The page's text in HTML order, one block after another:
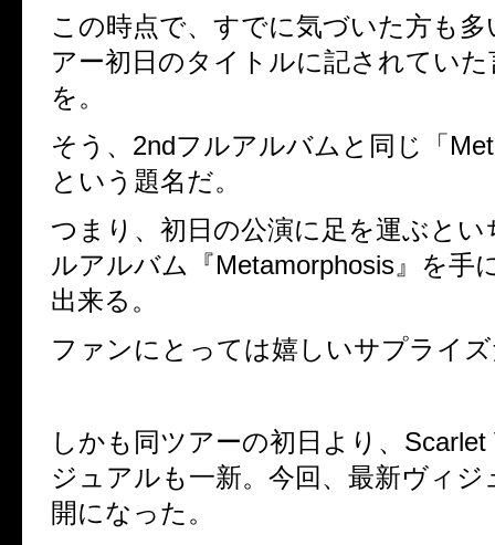
この時点で、すでに気づいた方も
アー初日のタイトルに記されてい
を。
そう、2ndフルアルバムと同じ「
という題名だ。
つまり、初日の公演に足を運ぶとい
ルアルバム『Metamorphosis』を手
出来る。
ファンにとっては嬉しいサプライ
しかも同ツアーの初日より、Scarlet
ジュアルも一新。今回、最新ヴィジ
開になった。